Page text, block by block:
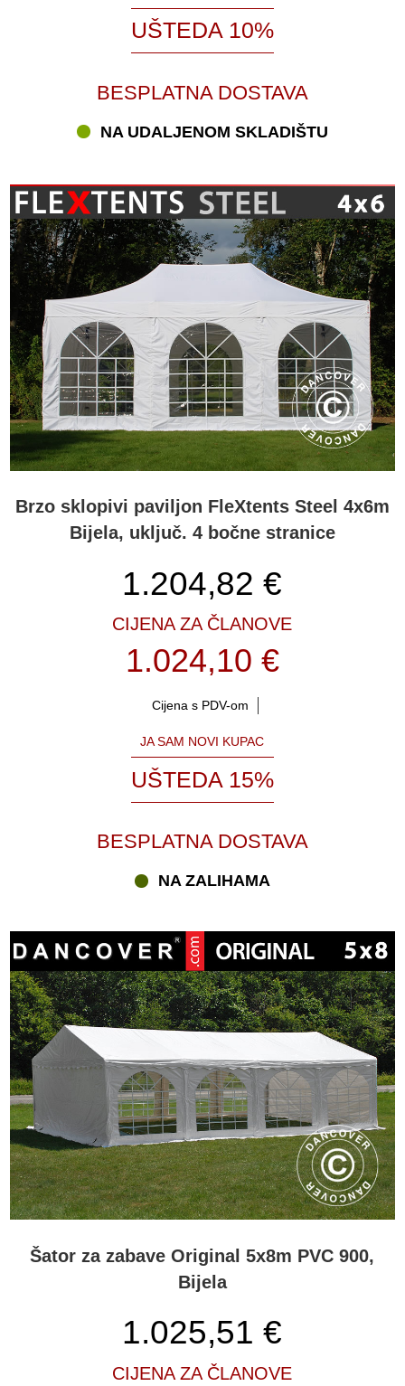
UŠTEDA 10%
BESPLATNA DOSTAVA
NA UDALJENOM SKLADIŠTU
Brzo sklopivi paviljon FleXtents Steel 4x6m
Bijela, uključ. 4 bočne stranice
1.204,82 €
CIJENA ZA ČLANOVE
1.024,10 €
Cijena s PDV-om
JA SAM NOVI KUPAC
UŠTEDA 15%
BESPLATNA DOSTAVA
NA ZALIHAMA
Šator za zabave Original 5x8m PVC 900,
Bijela
1.025,51 €
CIJENA ZA ČLANOVE